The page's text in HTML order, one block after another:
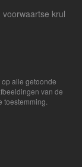
krul
op alle getoonde
van de